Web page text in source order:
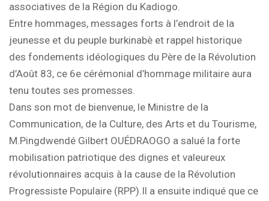
associatives de la Région du Kadiogo.
Entre hommages, messages forts à l’endroit de la
jeunesse et du peuple burkinabè et rappel historique
des fondements idéologiques du Père de la Révolution
d’Août 83, ce 6e cérémonial d’hommage militaire aura
tenu toutes ses promesses.
Dans son mot de bienvenue, le Ministre de la
Communication, de la Culture, des Arts et du Tourisme,
M.Pingdwendé Gilbert OUÉDRAOGO a salué la forte
mobilisation patriotique des dignes et valeureux
révolutionnaires acquis à la cause de la Révolution
Progressiste Populaire (RPP).Il a ensuite indiqué que ce